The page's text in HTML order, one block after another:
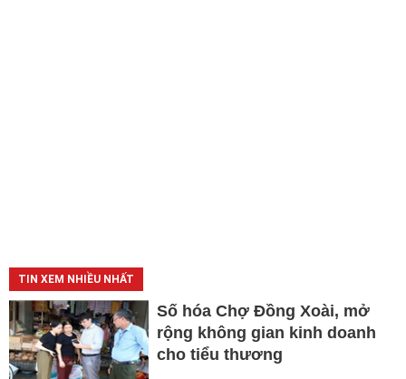
TIN XEM NHIỀU NHẤT
Số hóa Chợ Đồng Xoài, mở
rộng không gian kinh doanh
cho tiểu thương